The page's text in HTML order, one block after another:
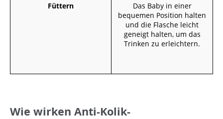
Füttern
Das Baby in einer
bequemen Position halten
und die Flasche leicht
geneigt halten, um das
Trinken zu erleichtern.
Wie wirken Anti-Kolik-